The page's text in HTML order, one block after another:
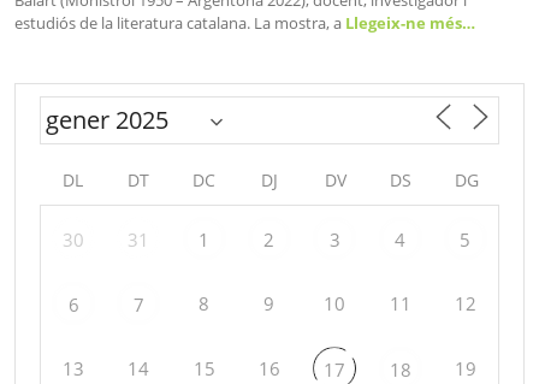
estudiós de la literatura catalana. La mostra, a Llegeix-ne més…
DL DT DC DJ DV DS DG
30 31 1 2 3 4 5
6 7 8 9 10 11 12
13 14 15 16 17 18 19